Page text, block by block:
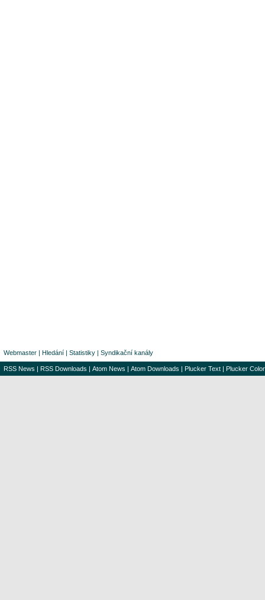
Webmaster | Hledání | Statistiky | Syndikační kanály
RSS News | RSS Downloads | Atom News | Atom Downloads | Plucker Text | Plucker Color